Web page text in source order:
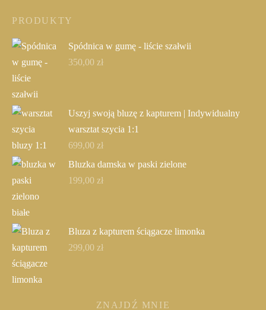
PRODUKTY
Spódnica w gumę - liście szałwii
350,00 zł
Uszyj swoją bluzę z kapturem | Indywidualny
warsztat szycia 1:1
699,00 zł
Bluzka damska w paski zielone
199,00 zł
Bluza z kapturem ściągacze limonka
299,00 zł
ZNAJDŹ MNIE